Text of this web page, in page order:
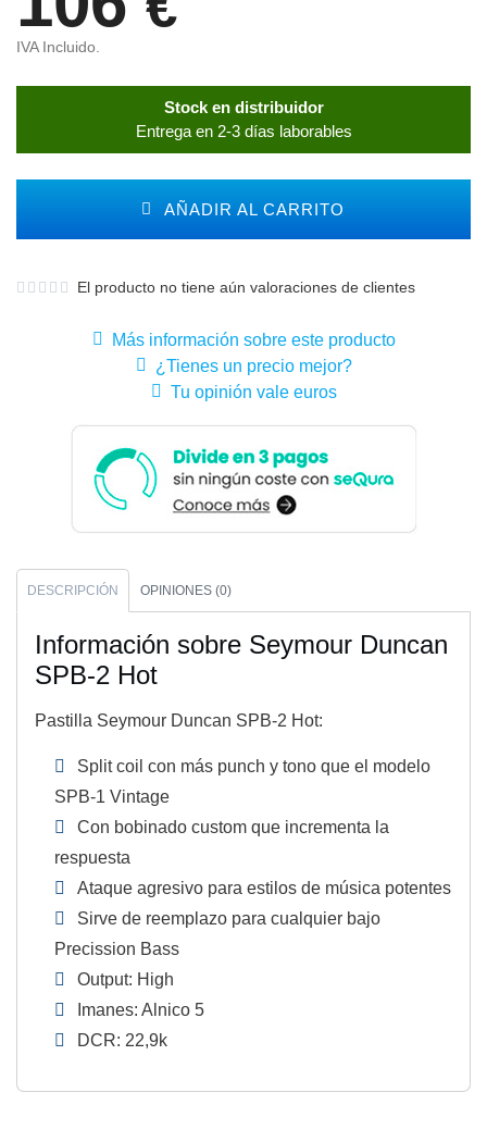
IVA Incluido.
Stock en distribuidor
Entrega en 2-3 días laborables
AÑADIR AL CARRITO
El producto no tiene aún valoraciones de clientes
Más información sobre este producto
¿Tienes un precio mejor?
Tu opinión vale euros
DESCRIPCIÓN OPINIONES (0)
Información sobre Seymour Duncan
SPB-2 Hot
Pastilla Seymour Duncan SPB-2 Hot:
Split coil con más punch y tono que el modelo
SPB-1 Vintage
Con bobinado custom que incrementa la
respuesta
Ataque agresivo para estilos de música potentes
Sirve de reemplazo para cualquier bajo
Precission Bass
Output: High
Imanes: Alnico 5
DCR: 22,9k